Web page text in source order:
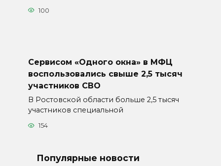
100
Сервисом «Одного окна» в МФЦ
воспользовались свыше 2,5 тысяч
участников СВО
В Ростовской области больше 2,5 тысяч
участников специальной
154
Популярные новости